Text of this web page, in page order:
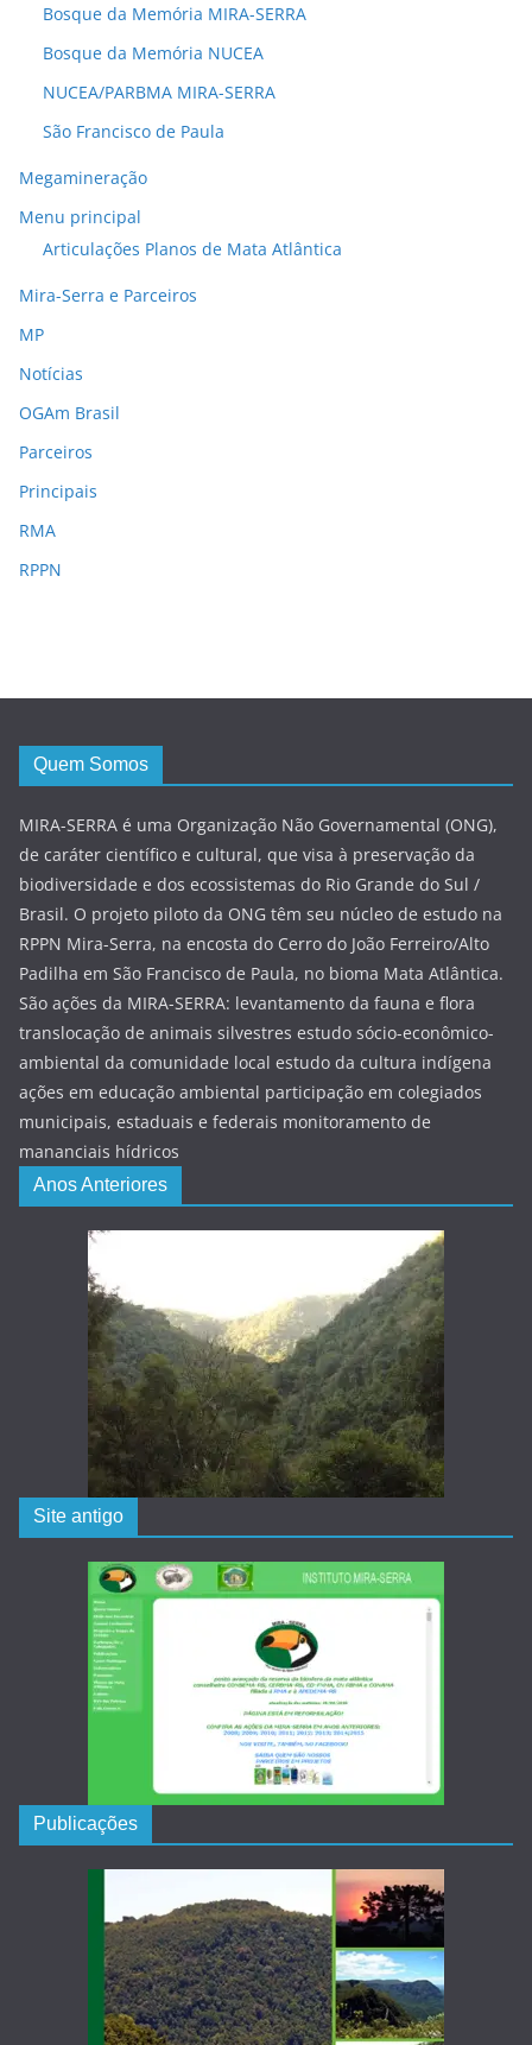
Bosque da Memória MIRA-SERRA
Bosque da Memória NUCEA
NUCEA/PARBMA MIRA-SERRA
São Francisco de Paula
Megamineração
Menu principal
Articulações Planos de Mata Atlântica
Mira-Serra e Parceiros
MP
Notícias
OGAm Brasil
Parceiros
Principais
RMA
RPPN
Quem Somos
MIRA-SERRA é uma Organização Não Governamental (ONG),
de caráter científico e cultural, que visa à preservação da
biodiversidade e dos ecossistemas do Rio Grande do Sul /
Brasil. O projeto piloto da ONG têm seu núcleo de estudo na
RPPN Mira-Serra, na encosta do Cerro do João Ferreiro/Alto
Padilha em São Francisco de Paula, no bioma Mata Atlântica.
São ações da MIRA-SERRA: levantamento da fauna e flora
translocação de animais silvestres estudo sócio-econômico-
ambiental da comunidade local estudo da cultura indígena
ações em educação ambiental participação em colegiados
municipais, estaduais e federais monitoramento de
mananciais hídricos
Anos Anteriores
Site antigo
Publicações